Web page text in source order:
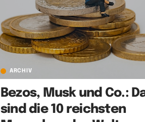
ARCHIV
Bezos, Musk und Co.:
sind die 10 reichsten